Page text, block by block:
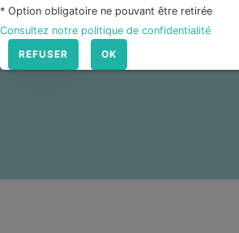
* Option obligatoire ne pouvant être retirée
Consultez notre politique de confidentialité
REFUSER
OK